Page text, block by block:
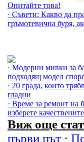
Опитайте това!
· Съвети: Какво да
гръмотевична буря,
· Модерни мивки за
подходящ модел
· 20 града, които
гладни
· Време за ремонт на
изберете
Виж още
първи път ·